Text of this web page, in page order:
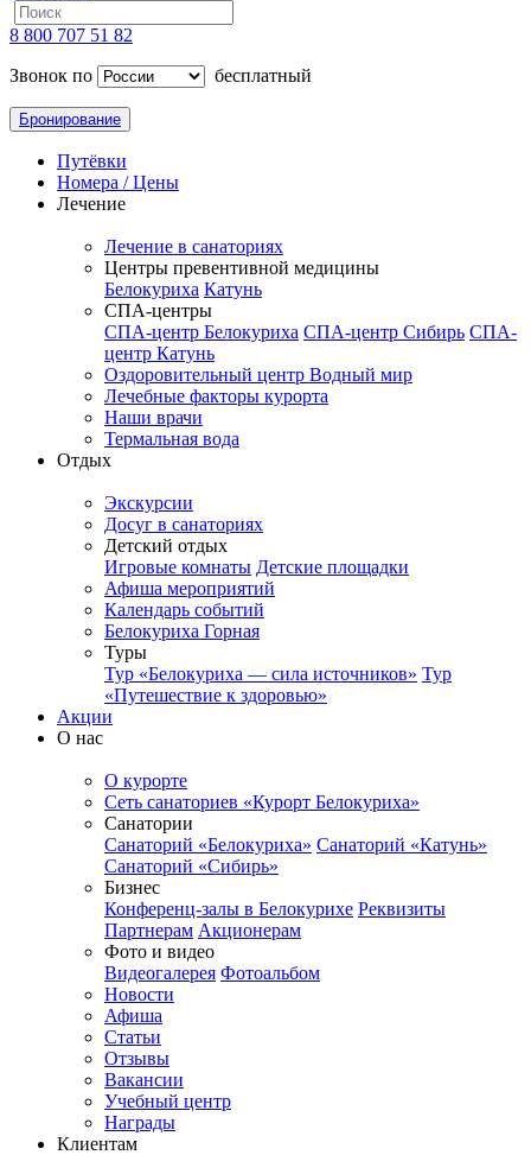
8 800 707 51 82
Звонок по
бесплатный
Бронирование
Путёвки
Номера / Цены
Лечение
Лечение в санаториях
Центры превентивной медицины
Белокуриха Катунь
СПА-центры
СПА-центр Белокуриха СПА-центр Сибирь СПА-
центр Катунь
Оздоровительный центр Водный мир
Лечебные факторы курорта
Наши врачи
Термальная вода
Отдых
Экскурсии
Досуг в санаториях
Детский отдых
Игровые комнаты Детские площадки
Афиша мероприятий
Календарь событий
Белокуриха Горная
Туры
Тур «Белокуриха — сила источников» Тур
«Путешествие к здоровью»
Акции
О нас
О курорте
Сеть санаториев «Курорт Белокуриха»
Санатории
Санаторий «Белокуриха» Санаторий «Катунь»
Санаторий «Сибирь»
Бизнес
Конференц-залы в Белокурихе Реквизиты
Партнерам Акционерам
Фото и видео
Видеогалерея Фотоальбом
Новости
Афиша
Статьи
Отзывы
Вакансии
Учебный центр
Награды
Клиентам